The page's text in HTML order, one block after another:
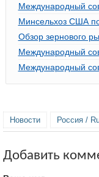
Международный
Минсельхоз США
Обзор зернового
Международный
Международный
Новости Россия /
Добавить